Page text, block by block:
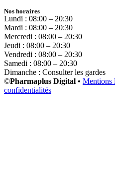
Nos horaires
Lundi : 08:00 – 20:30
Mardi : 08:00 – 20:30
Mercredi : 08:00 – 20:30
Jeudi : 08:00 – 20:30
Vendredi : 08:00 – 20:30
Samedi : 08:00 – 20:30
Dimanche : Consulter les gardes
©Pharmaplus Digital • Mentions
confidentialités